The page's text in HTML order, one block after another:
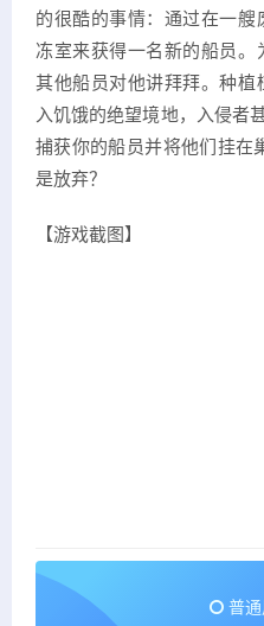
的很酷的事情：通过在一
冻室来获得一名新的船员。
其他船员对他讲拜拜。种植
入饥饿的绝望境地，入侵者
捕获你的船员并将他们挂在
是放弃？
【游戏截图】
普